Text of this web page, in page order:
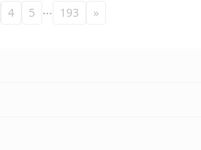
4 5 … 193 »